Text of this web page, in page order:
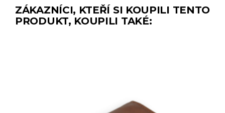
ZÁKAZNÍCI, KTEŘÍ SI KOUPILI TENTO
PRODUKT, KOUPILI TAKÉ: